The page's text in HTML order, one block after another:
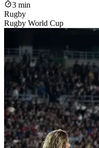
3 min
Rugby
Rugby World Cup